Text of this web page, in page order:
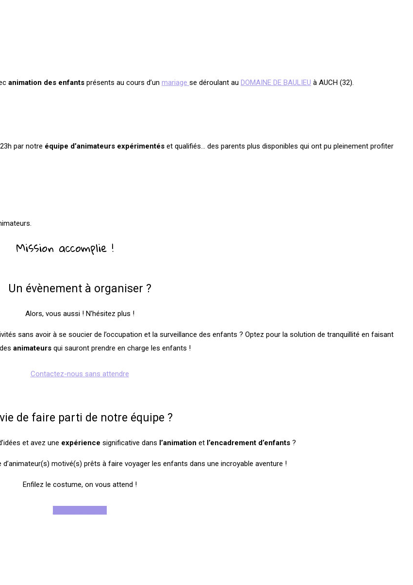
animation des enfants présents au cours d’un mariage se déroulant au DOMAINE DE BAULIEU à AUCH (32).
par notre équipe d’animateurs expérimentés et qualifiés… des parents plus disponibles qui ont pu pleinement profiter
Mission accomplie !
Un évènement à organiser ?
Alors, vous aussi ! N’hésitez plus !
sans avoir à se soucier de l’occupation et la surveillance des enfants ? Optez pour la solution de tranquillité en faisant
animateurs qui sauront prendre en charge les enfants !
Contactez-nous sans attendre
de faire parti de notre équipe ?
et avez une expérience significative dans l’animation et l’encadrement d’enfants ?
motivé(s) prêts à faire voyager les enfants dans une incroyable aventure !
Enfilez le costume, on vous attend !